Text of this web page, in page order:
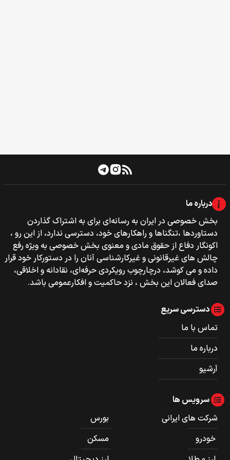
درباره ما
بخش خصوصی‌‌ در ایران به رسانه‌ای برای به اشتراک گذاردن
دستاوردها ،تنگناها و راهکارهای خود، دسترسی ندارد، از این رو ،
اکونگار دفاع از حقوق مادی و معنوی بخش خصوصی به ویژه رفع
چالش های غیرقانونی و غیرکارشناسی آنان را در دستورکار خود قرار
داده و می کوشد، درچارچوب رویکردی حرفه‌ای، نقادانه و اخلاقی،
صدای فعالان این بخش ، نزد حاکمیت و افکارعمومی باشد.
دسترسی سریع
تماس با ما
درباره ما
آرشیو
سرویس ها
شرکت های ایرانی
بورس
خودرو
مسکن